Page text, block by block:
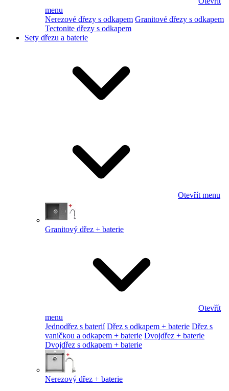
menu
Nerezové dřezy s odkapem Granitové dřezy s odkapem
Tectonite dřezy s odkapem
Sety dřezu a baterie
Otevřít menu
Granitový dřez + baterie
Otevřít
menu
Jednodřez s baterií Dřez s odkapem + baterie Dřez s
vaničkou a odkapem + baterie Dvojdřez + baterie
Dvojdřez s odkapem + baterie
Nerezový dřez + baterie